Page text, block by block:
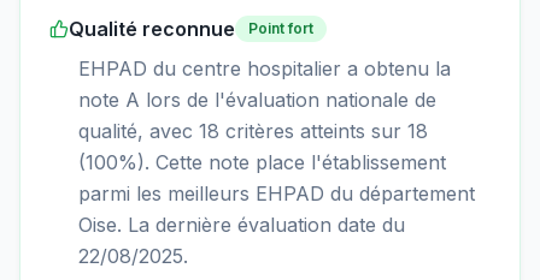
Qualité reconnue Point fort
EHPAD du centre hospitalier a obtenu la
note A lors de l'évaluation nationale de
qualité, avec 18 critères atteints sur 18
(100%). Cette note place l'établissement
parmi les meilleurs EHPAD du département
Oise. La dernière évaluation date du
22/08/2025.